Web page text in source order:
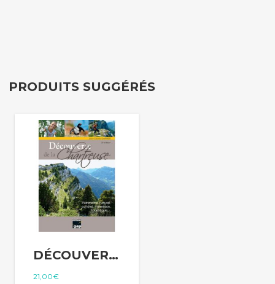
PRODUITS SUGGÉRÉS
DÉCOUVERTE DE LA CHARTREUSE – 2ÈME ÉDITION
21,00€